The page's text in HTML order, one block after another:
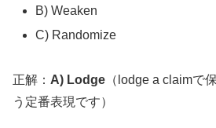
B) Weaken
C) Randomize
正解： A) Lodge （lodge a claimで
う定番表現です）